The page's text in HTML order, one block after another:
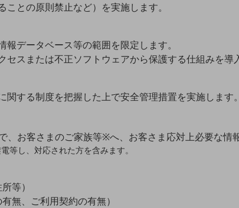
との原則禁止など）を実施します。
データベース等の範囲を限定します。
スまたは不正ソフトウェアから保護する仕組みを導
する制度を把握した上で安全管理措置を実施します。
、お客さまのご家族等※へ、お客さま応対上必要な情
等し、対応された方を含みます。
等）
無、ご利用契約の有無）